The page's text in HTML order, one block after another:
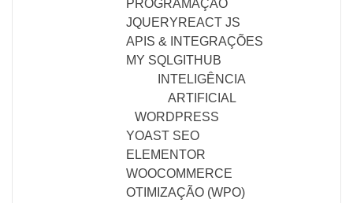
PROGRAMAÇÃO
JQUERYREACT JS
APIS & INTEGRAÇÕES
MY SQLGITHUB
INTELIGÊNCIA
ARTIFICIAL
WORDPRESS
YOAST SEO
ELEMENTOR
WOOCOMMERCE
OTIMIZAÇÃO (WPO)